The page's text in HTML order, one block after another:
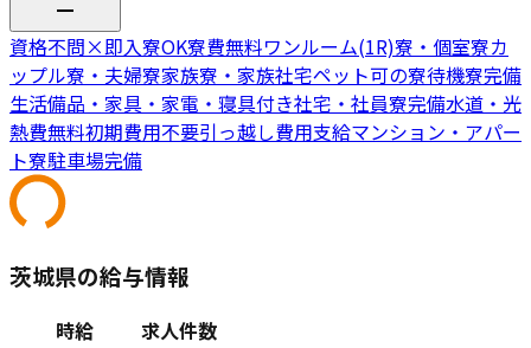
資格不問×即入寮OK寮費無料ワンルーム(1R)寮・個室寮カ
ップル寮・夫婦寮家族寮・家族社宅ペット可の寮待機寮完備
生活備品・家具・家電・寝具付き社宅・社員寮完備水道・光
熱費無料初期費用不要引っ越し費用支給マンション・アパー
ト寮駐車場完備
茨城県の給与情報
時給
求人件数